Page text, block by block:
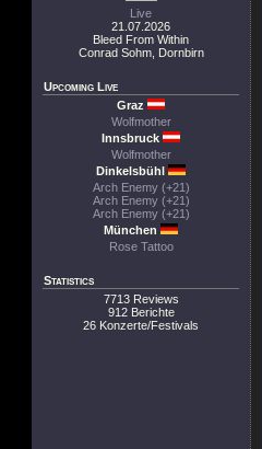
Live
21.07.2026
Bleed From Within
Conrad Sohm, Dornbirn
Upcoming Live
Graz
Wolfmother
Innsbruck
Wolfmother
Dinkelsbühl
Arch Enemy (+21)
Arch Enemy (+21)
Arch Enemy (+21)
München
Rose Tattoo
Statistics
7713 Reviews
912 Berichte
26 Konzerte/Festivals